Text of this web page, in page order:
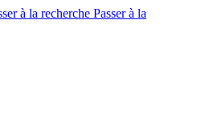
à la recherche Passer à la